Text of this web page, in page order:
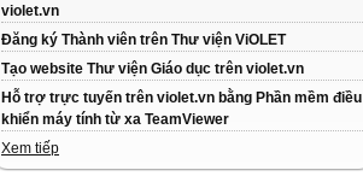
violet.vn
Đăng ký Thành viên trên Thư viện ViOLET
Tạo website Thư viện Giáo dục trên violet.vn
Hỗ trợ trực tuyến trên violet.vn bằng Phần mềm điều
khiển máy tính từ xa TeamViewer
Xem tiếp